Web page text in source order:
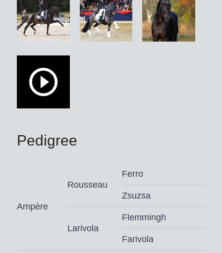
Binnen zijn succesvolle
sportnakomelingen springen, naast de
winnaar van de Louisdor-Prijs, de
winnaar van de Aachener Nations
Cup, Duits vicekampioen en
Olympisch reservepaard Fendi (Sönke
Rothenberger), ook de internationaal
in de Inter I geplaatste Elektra di Fonte
bronzen teammedaillewinnares bij het
jeugd-EK Finale Melody (Julie Dam
het Duits Jeugdkampioenschap
Francis Drake OLD (Martha Raupach)
en de eveneens bij het WK
Dressuurpaarden geplaatste Straight
Horse Floriana en Ferdinand De
Pedigree
Ampère
Rousseau
Ferro
Zsuzsa
Larivola
Flemmingh
Farivola